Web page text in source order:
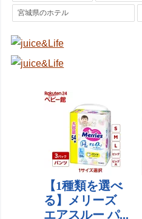
宮城県のホテル